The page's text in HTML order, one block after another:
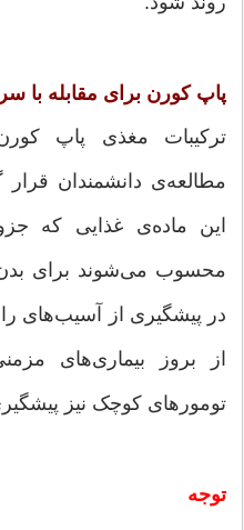
پاپ کورن برای مقابله با
ترکیبات مغذی پاپ
مطالعه‌ی دانشمندان
این ماده‌ی غذایی که
محسوب می‌شوند برای بدن
در پیشگیری از آسیب‌های
از بروز بیماری‌های
تومورهای کوچک نیز
توجه